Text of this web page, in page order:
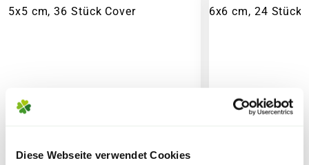
Diese Webseite verwendet Cookies
PAKETVERSAND
14,95€